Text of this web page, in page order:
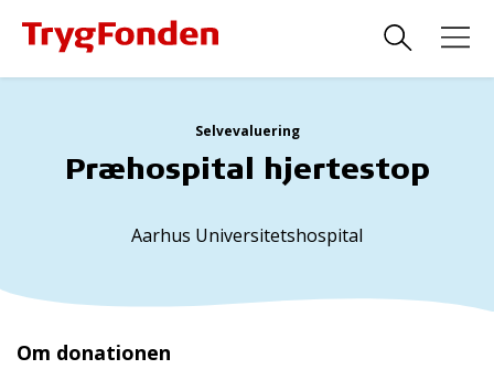
Selvevaluering
Præhospital hjertestop
Aarhus Universitetshospital
Om donationen